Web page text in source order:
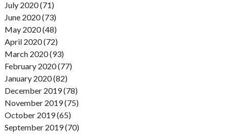
July 2020 (71)
June 2020 (73)
May 2020 (48)
April 2020 (72)
March 2020 (93)
February 2020 (77)
January 2020 (82)
December 2019 (78)
November 2019 (75)
October 2019 (65)
September 2019 (70)